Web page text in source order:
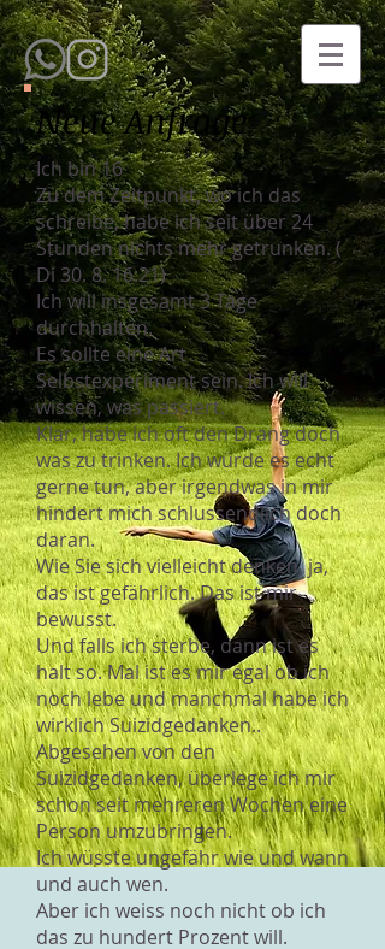
Neue Anfrage
Ich bin 16
Zu dem Zeitpunkt, wo ich das
schreibe, habe ich seit über 24
Stunden nichts mehr getrunken. (
Di 30. 8. 16:21)
Ich will insgesamt 3 Tage
durchhalten.
Es sollte eine Art
Selbstexperiment sein. Ich will
wissen, was passiert.
Klar, habe ich oft den Drang doch
was zu trinken. Ich würde es echt
gerne tun, aber irgendwas in mir
hindert mich schlussendlich doch
daran.
Wie Sie sich vielleicht denken, ja,
das ist gefährlich. Das ist mir
bewusst.
Und falls ich sterbe, dann ist es
halt so. Mal ist es mir egal ob ich
noch lebe und manchmal habe ich
wirklich Suizidgedanken..
Abgesehen von den
Suizidgedanken, überlege ich mir
schon seit mehreren Wochen eine
Person umzubringen.
Ich wüsste ungefähr wie und wann
und auch wen.
Aber ich weiss noch nicht ob ich
das zu hundert Prozent will.